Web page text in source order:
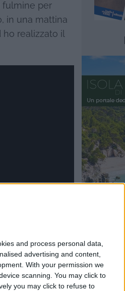
and process personal data,
advertising and content,
With your permission we
scanning. You may click to
you may click to refuse to
fulmine per
in una mattina
ho realizzato il